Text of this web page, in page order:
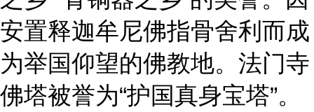
安置释迦牟尼佛指骨舍利而成
为举国仰望的佛教地。法门寺
佛塔被誉为“护国真身宝塔”。